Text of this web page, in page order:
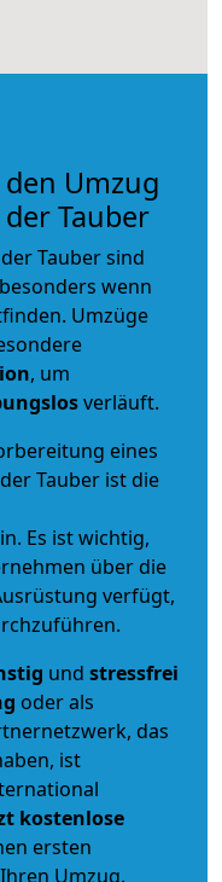
Umzug
Tauber
Tauber sind
wenn
Umzüge
, um
verläuft.
eines
Tauber ist die
Es ist wichtig,
über die
verfügt,
und stressfrei
oder als
das
ist
kostenlose
ersten
Umzug.